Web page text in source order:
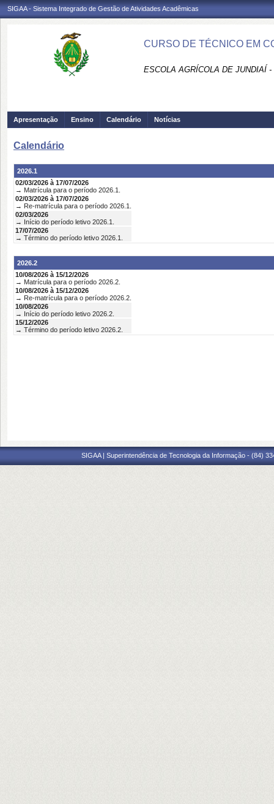
SIGAA - Sistema Integrado de Gestão de Atividades Acadêmicas
CURSO DE TÉCNICO EM
ESCOLA AGRÍCOLA DE JUNDIAÍ -
Apresentação Ensino Calendário Notícias
Calendário
2026.1
02/03/2026 à 17/07/2026
→ Matrícula para o período 2026.1.
02/03/2026 à 17/07/2026
→ Re-matrícula para o período 2026.1.
02/03/2026
→ Início do período letivo 2026.1.
17/07/2026
→ Término do período letivo 2026.1.
2026.2
10/08/2026 à 15/12/2026
→ Matrícula para o período 2026.2.
10/08/2026 à 15/12/2026
→ Re-matrícula para o período 2026.2.
10/08/2026
→ Início do período letivo 2026.2.
15/12/2026
→ Término do período letivo 2026.2.
SIGAA | Superintendência de Tecnologia da Informação - (84)